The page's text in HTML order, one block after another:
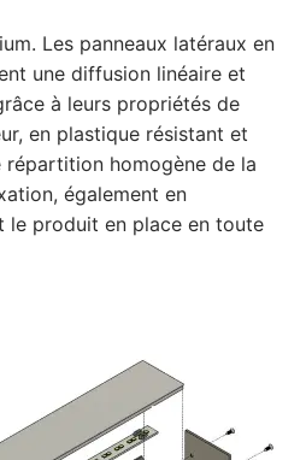
prêts à l'emploi
(LED linéaire)
DOTLED
linéaire ultra-mince
à tension constante
à tension constante
Les panneaux latéraux en
une diffusion linéaire et
à leurs propriétés de
en plastique résistant et
homogène de la
également en
le produit en place en toute